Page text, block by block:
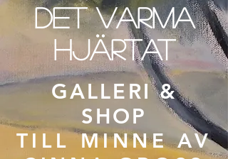
DET VARMA
HJÄRTAT
GALLERI &
SHOP
TILL MINNE AV